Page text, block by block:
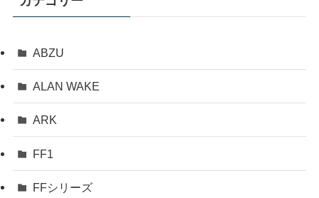
ABZU
ALAN WAKE
ARK
FF1
FFシリーズ